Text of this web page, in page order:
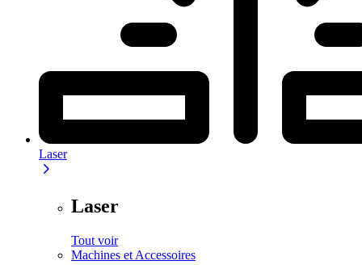
Laser
Laser
Tout voir
Machines et Accessoires